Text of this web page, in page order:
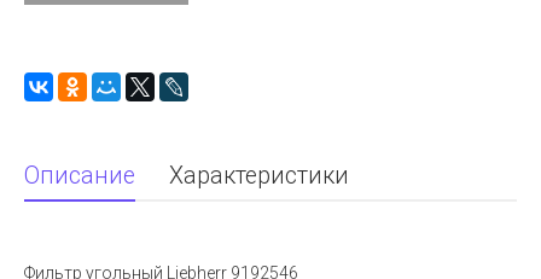
Описание Характеристики
Фильтр угольный Liebherr 9192546